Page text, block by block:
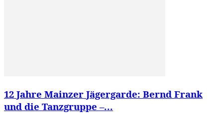
12 Jahre Mainzer Jägergarde: Bernd Frank
und die Tanzgruppe –...